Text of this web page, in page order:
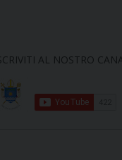
AL NOSTRO